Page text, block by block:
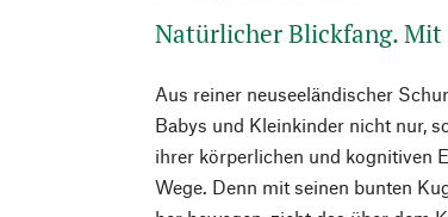
Natürlicher Blickfang.
Aus reiner neuseeländischer
Babys und Kleinkinder nicht nur,
ihrer körperlichen und kognitiven
Wege. Denn mit seinen bunten